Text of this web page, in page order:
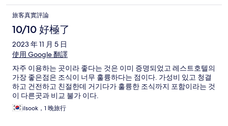
旅客真實評論
10/10 好極了
2023 年 11 月 5 日
使用 Google 翻譯
자주 이용하는 곳이라 좋다는 것은 이미 증명되었고 레스트호텔의
가장 좋은점은 조식이 너무 훌륭하다는 점이다. 가성비 있고 청결
하고 건전하고 친절한데 거기다가 훌륭한 조식까지 포함이라는 것
이 다른곳과 비교 불가 이다.
ilsook，1 晚旅行